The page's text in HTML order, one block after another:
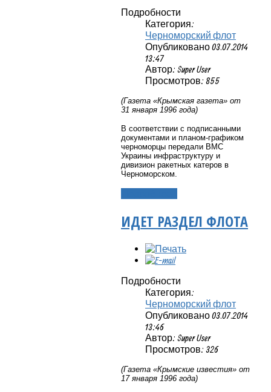
Подробности
Категория:
Черноморский флот
Опубликовано 03.07.2014
13:47
Автор: Super User
Просмотров: 855
(Газета «Крымская газета» от
31 января 1996 года)
В соответствии с подписанными
документами и планом-графиком
черноморцы передали ВМС
Украины инфраструктуру и
дивизион ракетных катеров в
Черноморском.
ИДЕТ РАЗДЕЛ ФЛОТА
Подробности
Категория:
Черноморский флот
Опубликовано 03.07.2014
13:46
Автор: Super User
Просмотров: 326
(Газета «Крымские известия» от
17 января 1996 года)